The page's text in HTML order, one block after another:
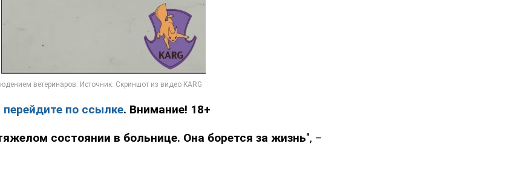
перейдите по ссылке. Внимание! 18+
состоянии в больнице. Она борется за жизнь", –